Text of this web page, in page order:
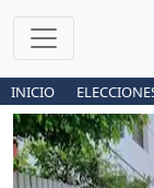
INICIO